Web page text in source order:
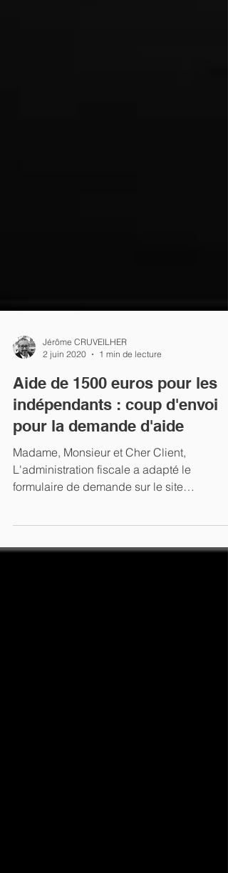
2 juin 2020
1 min de lecture
Aide de 1500 euros pour les
indépendants : coup d'envoi
pour la demande d'aide
Madame, Monsieur et Cher Client,
L'administration fiscale a adapté le
impots.gouv.fr ce mardi,...